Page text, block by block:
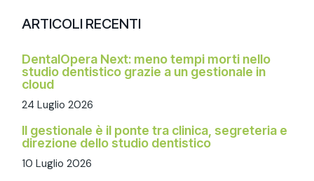
ARTICOLI RECENTI
DentalOpera Next: meno tempi morti nello
studio dentistico grazie a un gestionale in
cloud
24 Luglio 2026
Il gestionale è il ponte tra clinica, segreteria e
direzione dello studio dentistico
10 Luglio 2026